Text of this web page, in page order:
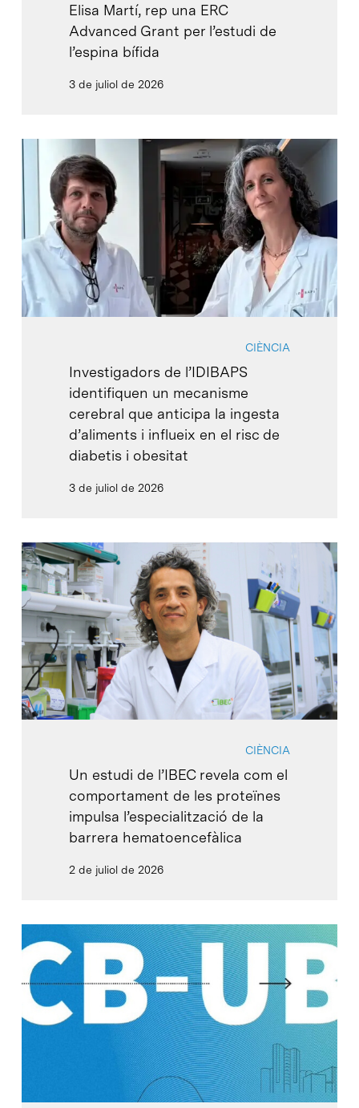
Elisa Martí, rep una ERC
Advanced Grant per l’estudi de
l’espina bífida
3 de juliol de 2026
CIÈNCIA
Investigadors de l’IDIBAPS
identifiquen un mecanisme
cerebral que anticipa la ingesta
d’aliments i influeix en el risc de
diabetis i obesitat
3 de juliol de 2026
CIÈNCIA
Un estudi de l’IBEC revela com el
comportament de les proteïnes
impulsa l’especialització de la
barrera hematoencefàlica
2 de juliol de 2026